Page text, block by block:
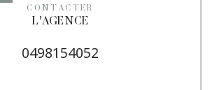
CONTACTER
L'AGENCE
0498154052